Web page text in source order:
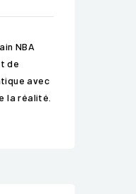
NBA
de
avec
la réalité.